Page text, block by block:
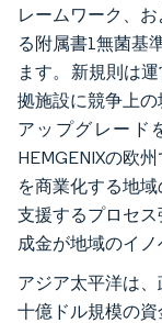
レームワーク、
る附属書1無菌基
ます。新規則は
拠施設に競争上
アップグレード
HEMGENIXの欧
を商業化する地
支援するプロセ
成金が地域のイノ
アジア太平洋は
十億ドル規模の